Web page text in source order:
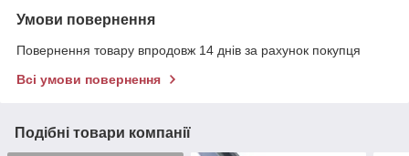
Умови повернення
Повернення товару впродовж 14 днів за рахунок покупця
Всі умови повернення
Подібні товари компанії